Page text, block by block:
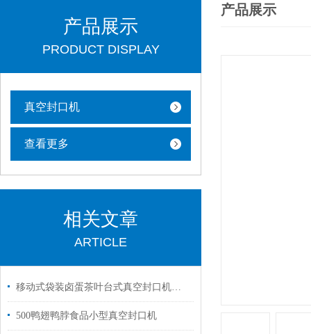
产品展示
PRODUCT DISPLAY
真空封口机
查看更多
相关文章
ARTICLE
移动式袋装卤蛋茶叶台式真空封口机功能
500鸭翅鸭脖食品小型真空封口机
产品展示